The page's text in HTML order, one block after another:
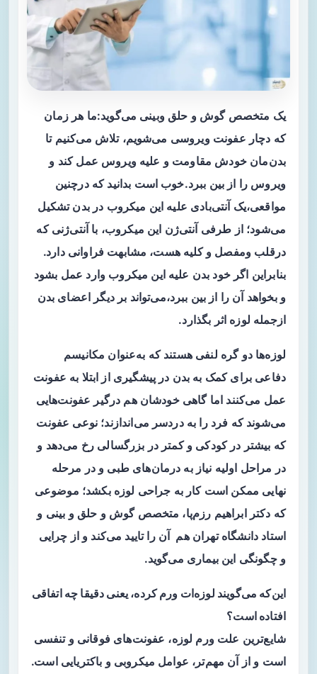
یک متخصص گوش و حلق وبینی می‌گوید:ما هر زمان
که دچار عفونت ویروسی می‌شویم، تلاش می‌کنیم تا
بدن‌مان خودش مقاومت و علیه ویروس عمل کند و
ویروس را از بین ببرد.خوب است بدانید که درچنین
مواقعی،یک آنتی‌بادی علیه این میکروب در بدن تشکیل
می‌شود؛ از طرفی آنتی‌ژن این میکروب، با آنتی‌ژنی که
درقلب ومفصل و کلیه هست، مشابهت فراوانی دارد.
بنابراین اگر خود بدن علیه این میکروب وارد عمل بشود
و بخواهد آن را از بین ببرد،می‌تواند بر دیگر اعضای بدن
ازجمله لوزه اثر بگذارد.
لوزه‌ها دو گره لنفی هستند که به‌عنوان مکانیسم
دفاعی برای کمک به بدن در پیشگیری از ابتلا به عفونت
عمل می‌کنند اما گاهی خودشان هم درگیر عفونت‌هایی
می‌شوند که فرد را به دردسر می‌اندازند؛ نوعی عفونت
که بیشتر در کودکی و کمتر در بزرگسالی رخ می‌دهد و
در مراحل اولیه نیاز به درمان‌های طبی و در مرحله
نهایی ممکن است کار به جراحی لوزه بکشد؛ موضوعی
که دکتر ابراهیم رزم‌پا، متخصص گوش و حلق و بینی و
استاد دانشگاه تهران هم آن را تایید می‌کند و از چرایی
و چگونگی این بیماری می‌گوید.
این‌که می‌گویند لوزه‌ات ورم کرده، یعنی دقیقا چه اتفاقی
افتاده است؟
شایع‌ترین علت ورم لوزه، عفونت‌های فوقانی و تنفسی
است و از آن مهم‌تر، عوامل میکروبی و باکتریایی است.